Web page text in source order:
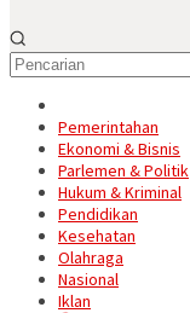
Pemerintahan
Ekonomi & Bisnis
Parlemen & Politik
Hukum & Kriminal
Pendidikan
Kesehatan
Olahraga
Nasional
Iklan